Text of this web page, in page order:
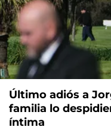
Último adiós a
familia lo
íntima